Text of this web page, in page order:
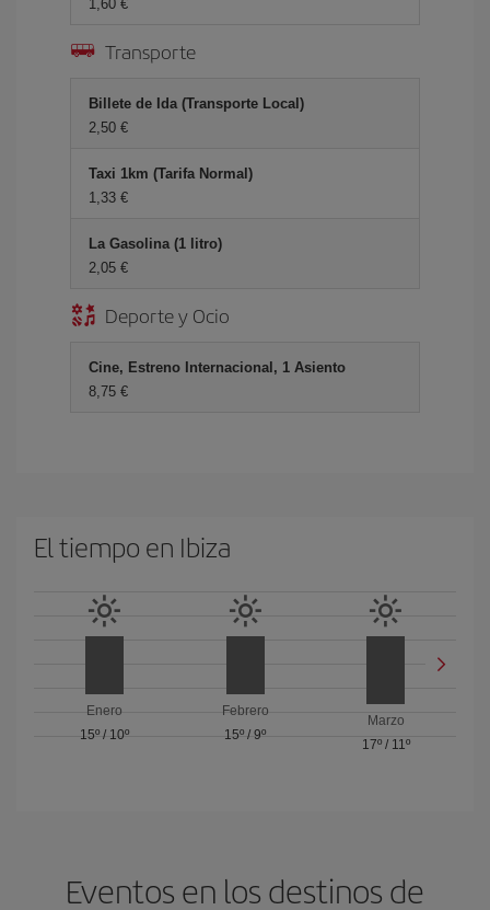
1,60 €
Transporte
Billete de Ida (Transporte Local)
2,50 €
Taxi 1km (Tarifa Normal)
1,33 €
La Gasolina (1 litro)
2,05 €
Deporte y Ocio
Cine, Estreno Internacional, 1 Asiento
8,75 €
El tiempo en Ibiza
Enero
15º/ 10º
Febrero
15º / 9º
Marzo
17º/ 11º
Eventos en los destinos de